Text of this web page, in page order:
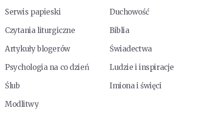
Serwis papieski
Duchowość
Czytania liturgiczne
Biblia
Artykuły blogerów
Świadectwa
Psychologia na co dzień
Ludzie i inspiracje
Ślub
Imiona i święci
Modlitwy